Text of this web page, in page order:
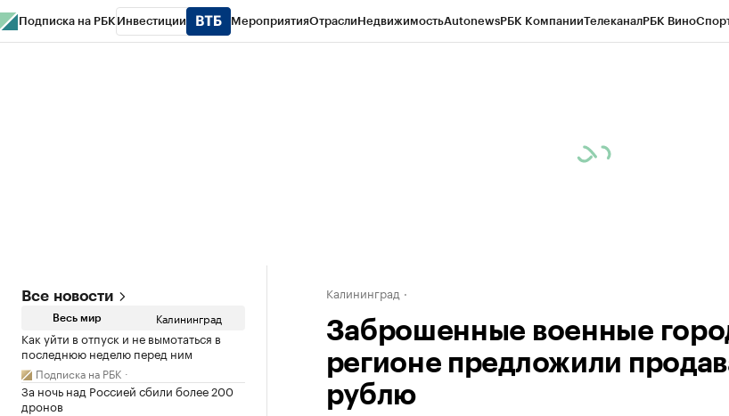
Подписка на РБК Инвестиции МероприятияОтраслиНедвижимостьAutonewsРБК КомпанииТелеканалРБК Вино
Все новости
Весь мир Калининград
Как уйти в отпуск и не вымотаться в
последнюю неделю перед ним
Подписка на РБК
За ночь над Россией сбили более 200
дронов
Калининград
Заброшенные военные
регионе предложили
рублю